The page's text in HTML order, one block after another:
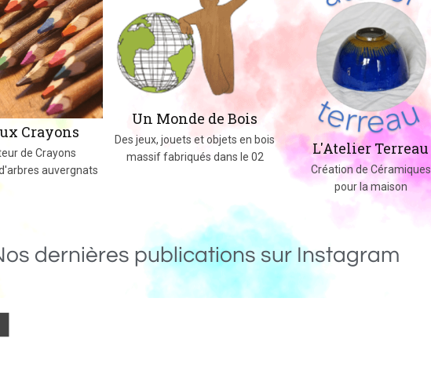
Crayons
de Crayons
auvergnats
Un Monde de Bois
Des jeux, jouets et objets en bois
massif fabriqués dans le 02
L'Atelier Terreau
Création de Céramiques
pour la maison
dernières publications sur Instagram